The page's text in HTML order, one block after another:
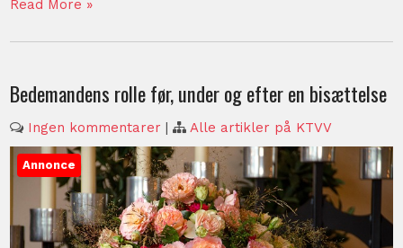
Read More »
Bedemandens rolle før, under og efter en bisættelse
Ingen kommentarer | Alle artikler på KTVV
Annonce